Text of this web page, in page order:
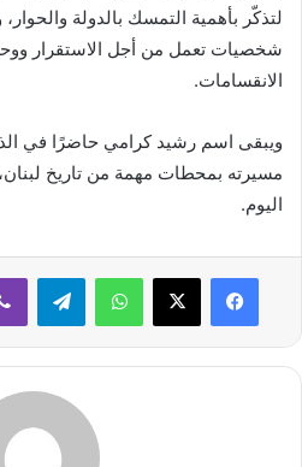
لتذكّر بأهمية التمسك بالدولة
شخصيات تعمل من أجل الاستقرار
الانقسامات.
ويبقى اسم رشيد كرامي حاضرًا في
مسيرته بمحطات مهمة من تاريخ
اليوم.
واتساب